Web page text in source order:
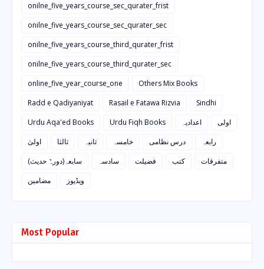
onilne_five_years_course_sec_qurater_frist
onilne_five_years_course_sec_qurater_sec
onilne_five_years_course_third_qurater_frist
onilne_five_years_course_third_qurater_sec
online_five_year_course_one
Others Mix Books
Radd e Qadiyaniyat
Rasail e Fatawa Rizvia
Sindhi
Urdu Aqa'ed Books
Urdu Fiqh Books اعدادیہ
اولی
اولیٰ
ثالثا ثانیہ خامسہ درس نظامی
رابعہ
سابعہ(دورہٌ حدیث)
سادسہ فضیلت کتب
متفرقات
مضامین
ویڈیوز
Most Popular